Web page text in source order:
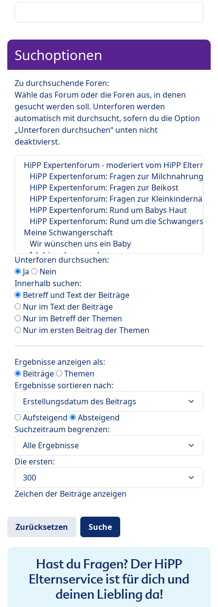
Suchoptionen
Zu durchsuchende Foren:
Wähle das Forum oder die Foren aus, in denen
gesucht werden soll. Unterforen werden
automatisch mit durchsucht, sofern du die Option
„Unterforen durchsuchen“ unten nicht
deaktivierst.
Unterforen durchsuchen:
Ja
Nein
Innerhalb suchen:
Betreff und Text der Beiträge
Nur im Text der Beiträge
Nur im Betreff der Themen
Nur im ersten Beitrag der Themen
Ergebnisse anzeigen als:
Beiträge
Themen
Ergebnisse sortieren nach:
Aufsteigend
Absteigend
Suchzeitraum begrenzen:
Die ersten:
Zeichen der Beiträge anzeigen
Hast du Fragen? Der HiPP
Elternservice ist für dich und
deinen Liebling da!